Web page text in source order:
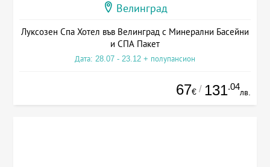
Велинград
Луксозен Спа Хотел във Велинград с Минерални Басейни
и СПА Пакет
Дата: 28.07 - 23.12 + полупансион
67€ / 131.04
лв.